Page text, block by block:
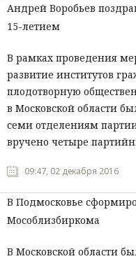
Андрей Воробьев
15-летием
В рамках проведения
развитие институтов
плодотворную
в Московской области
семи отделениям
вручено четыре
09:47, 02 декабря 2016
В Подмосковье
Мособлизбиркома
В Московской области